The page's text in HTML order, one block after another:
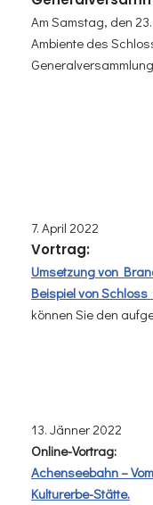
Am Samstag, den
Ambiente des
7. April 2022
Vortrag:
Umsetzung von
Beispiel von
können Sie den
13. Jänner 2022
Online-Vortrag:
Achenseebahn –
Kulturerbe-Stätte.